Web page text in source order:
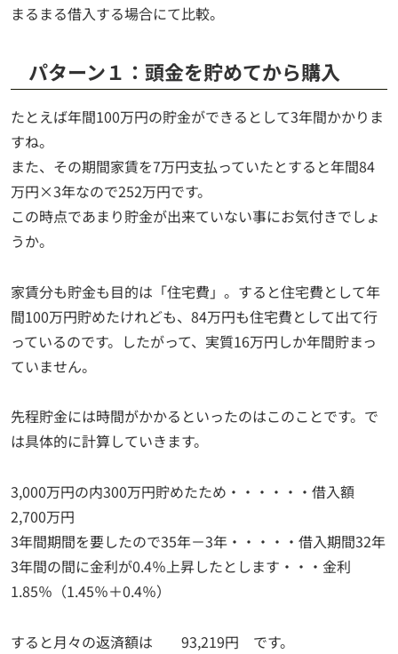
まるまる借入する場合にて比較。
パターン１：頭金を貯めてから購入
たとえば年間100万円の貯金ができるとして3年間かかりま
すね。
また、その期間家賃を7万円支払っていたとすると年間84
万円×3年なので252万円です。
この時点であまり貯金が出来ていない事にお気付きでしょ
うか。
家賃分も貯金も目的は「住宅費」。すると住宅費として年
間100万円貯めたけれども、84万円も住宅費として出て行
っているのです。したがって、実質16万円しか年間貯まっ
ていません。
先程貯金には時間がかかるといったのはこのことです。で
は具体的に計算していきます。
3,000万円の内300万円貯めたため・・・・・・借入額
2,700万円
3年間期間を要したので35年－3年・・・・・借入期間32年
3年間の間に金利が0.4％上昇したとします・・・金利
1.85％（1.45％＋0.4％）
すると月々の返済額は 93,219円 です。